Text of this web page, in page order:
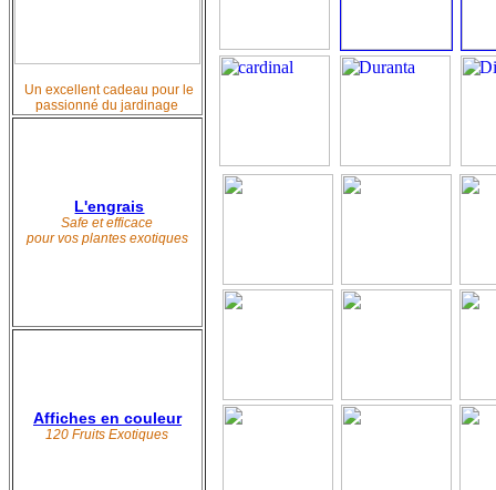
Un excellent cadeau pour le
passionné du jardinage
L'engrais
Safe et efficace
pour vos plantes exotiques
Affiches en couleur
120 Fruits Exotiques